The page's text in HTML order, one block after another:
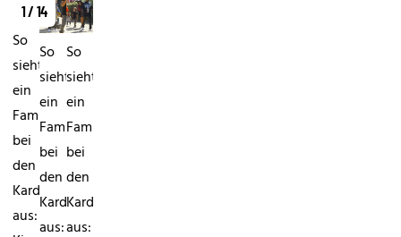
1 / 14
So
sieht
ein
Familienausflug
bei
den
Kardashian
aus:
So
sieht
ein
Familienausflug
bei
den
Kardashian
aus:
So
sieht
ein
Familienausflug
bei
den
Kardashian
aus: